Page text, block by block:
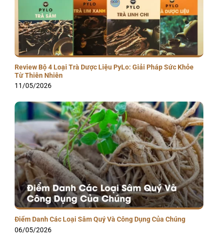
Review Bộ 4 Loại Trà Dược Liệu PyLo: Giải Pháp Sức Khỏe
Từ Thiên Nhiên
11/05/2026
Điểm Danh Các Loại Sâm Quý Và Công Dụng Của Chúng
06/05/2026